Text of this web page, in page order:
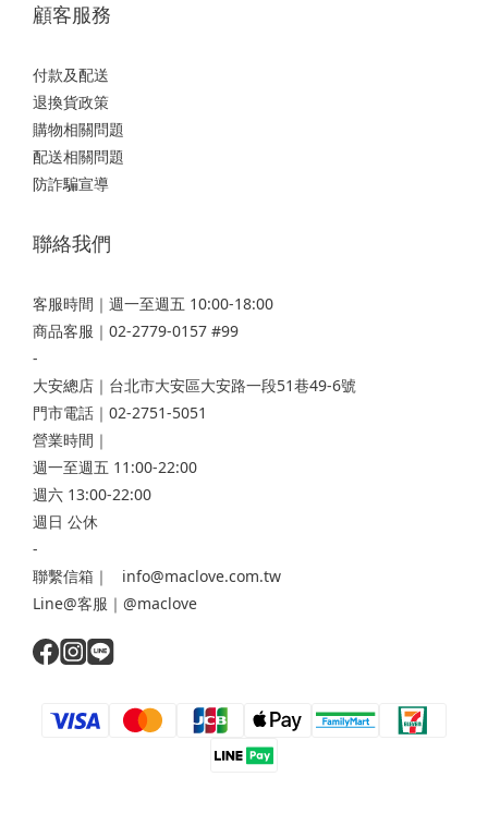
顧客服務
付款及配送
退換貨政策
購物相關問題
配送相關問題
防詐騙宣導
聯絡我們
客服時間｜週一至週五 10:00-18:00
商品客服｜02-2779-0157 #99
-
大安總店 ｜台北市大安區大安路一段51巷49-6號
門市電話｜02-2751-5051
營業時間｜
週一至週五 11:00-22:00
週六 13:00-22:00
週日 公休
-
聯繫信箱｜ info@maclove.com.tw
Line@客服｜@maclove